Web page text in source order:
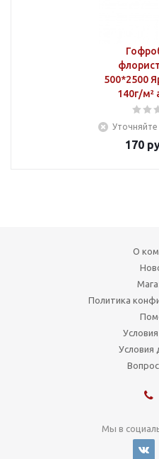
500*2500
140г/м²
170
О
Политика
Условия
Мы в